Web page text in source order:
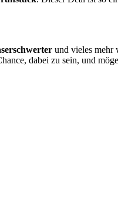
und vieles mehr
dabei zu sein, und